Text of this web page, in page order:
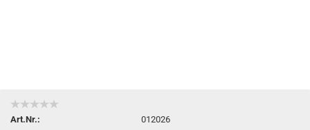
Art.Nr.:
012026